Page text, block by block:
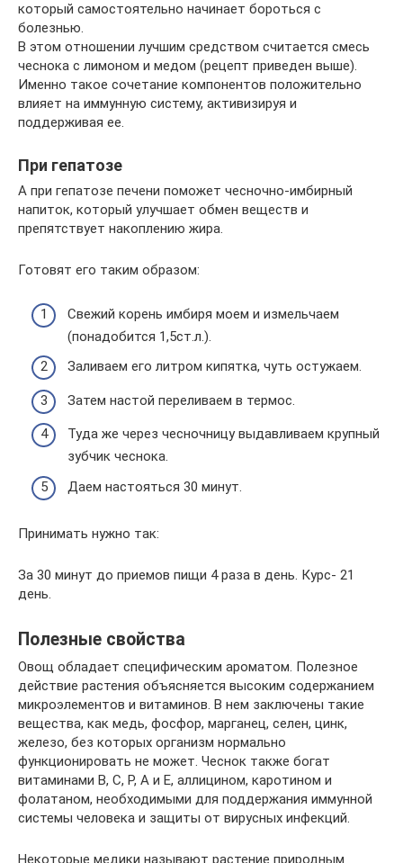
который самостоятельно начинает бороться с
болезнью.
В этом отношении лучшим средством считается смесь
чеснока с лимоном и медом (рецепт приведен выше).
Именно такое сочетание компонентов положительно
влияет на иммунную систему, активизируя и
поддерживая ее.
При гепатозе
А при гепатозе печени поможет чесночно-имбирный
напиток, который улучшает обмен веществ и
препятствует накоплению жира.
Готовят его таким образом:
Свежий корень имбиря моем и измельчаем
(понадобится 1,5ст.л.).
Заливаем его литром кипятка, чуть остужаем.
Затем настой переливаем в термос.
Туда же через чесночницу выдавливаем крупный
зубчик чеснока.
Даем настояться 30 минут.
Принимать нужно так:
За 30 минут до приемов пищи 4 раза в день. Курс- 21
день.
Полезные свойства
Овощ обладает специфическим ароматом. Полезное
действие растения объясняется высоким содержанием
микроэлементов и витаминов. В нем заключены такие
вещества, как медь, фосфор, марганец, селен, цинк,
железо, без которых организм нормально
функционировать не может. Чеснок также богат
витаминами В, С, Р, А и Е, аллицином, каротином и
фолатаном, необходимыми для поддержания иммунной
системы человека и защиты от вирусных инфекций.
Некоторые медики называют растение природным